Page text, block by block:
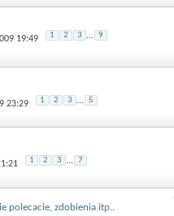
19:49 1 2 3 ... 9
23:29 1 2 3 ... 5
1 2 3 ... 7
polecacie, zdobienia itp..